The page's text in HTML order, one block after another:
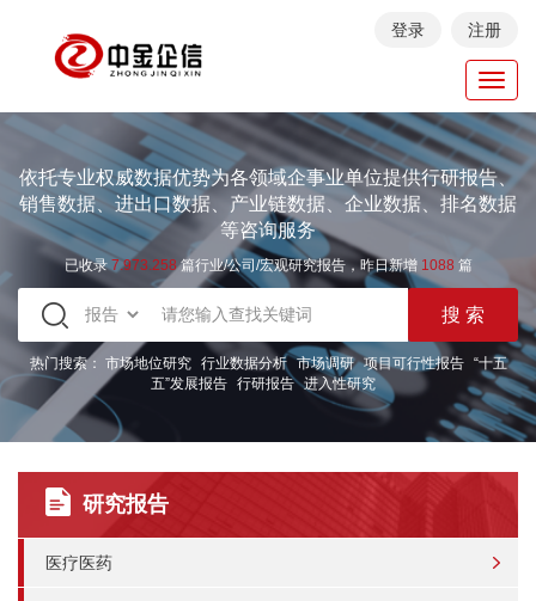
登录 注册
依托专业权威数据优势为各领域企事业单位提供行研报告、
销售数据、进出口数据、产业链数据、企业数据、排名数据
等咨询服务
已收录7.973.258篇行业/公司/宏观研究报告，昨日新增 1088 篇
热门搜索： 市场地位研究 行业数据分析 市场调研 项目可行性报告
“十五
五”发展报告 行研报告 进入性研究
研究报告
医疗医药